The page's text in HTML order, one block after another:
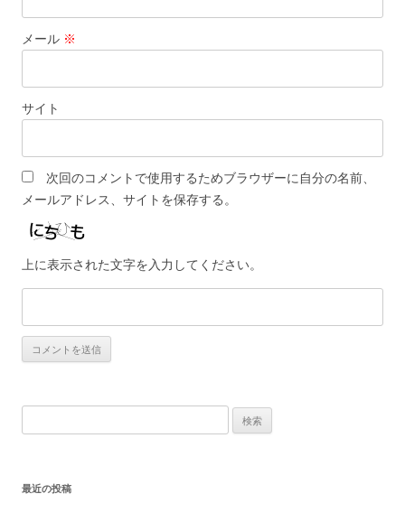
メール ※
サイト
次回のコメントで使用するためブラウザーに自分の名前、
メールアドレス、サイトを保存する。
上に表示された文字を入力してください。
索:
最近の投稿